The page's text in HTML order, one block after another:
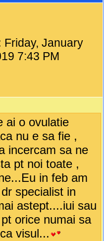
Friday, January
7:43 PM
ai o ovulatie
nu e sa fie ,
incercam sa ne
pt noi toate ,
in feb am
specialist in
astept....iui sau
orice numai sa
visul...